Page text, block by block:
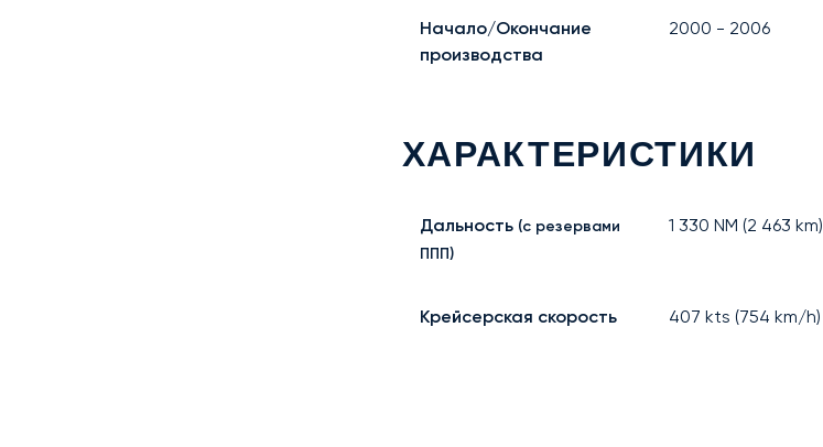
Начало/Окончание
производства
2000 - 2006
ХАРАКТЕРИСТИКИ
Дальность(с резервами
ППП)
1 330 NM (2 463 km)
Крейсерская скорость 407 kts (754 km/h)